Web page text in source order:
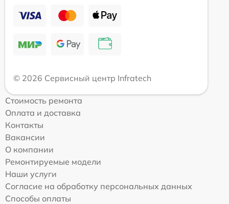
© 2026 Сервисный центр Infratech
Стоимость ремонта
Оплата и доставка
Контакты
Вакансии
О компании
Ремонтируемые модели
Наши услуги
Согласие на обработку персональных данных
Способы оплаты